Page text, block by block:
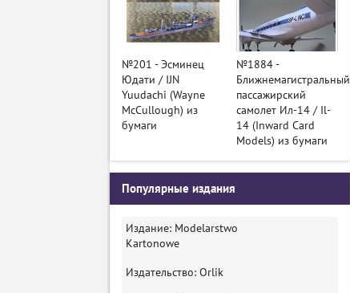
№201 - Эсминец
Юдати / IJN
Yuudachi (Wayne
McCullough) из
бумаги
№1884 -
Ближнемагистральный
пассажирский
самолет Ил-14 / Il-
14 (Inward Card
Models) из бумаги
Популярные издания
Издание: Modelarstwo
Kartonowe
Издательство: Orlik